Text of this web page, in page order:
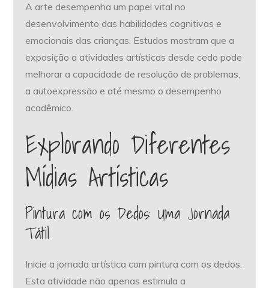
A arte desempenha um papel vital no
desenvolvimento das habilidades cognitivas e
emocionais das crianças. Estudos mostram que a
exposição a atividades artísticas desde cedo pode
melhorar a capacidade de resolução de problemas,
a autoexpressão e até mesmo o desempenho
acadêmico.
Explorando Diferentes
Mídias Artísticas
Pintura com os Dedos: Uma Jornada
Tátil
Inicie a jornada artística com pintura com os dedos.
Esta atividade não apenas estimula a